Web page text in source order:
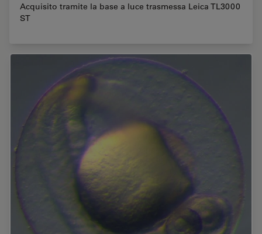
Acquisito tramite la base a luce trasmessa Leica TL3000
ST